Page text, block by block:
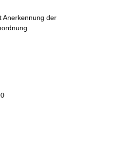
Anerkennung der